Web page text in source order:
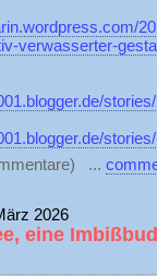
verwasserter-
...
2026
eine